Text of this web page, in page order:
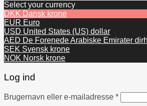
Select your currency
DKK Dansk krone
EUR Euro
USD United States (US) dollar
AED De Forenede Arabiske Emirater
SEK Svensk krone
NOK Norsk krone
Log ind
Brugernavn eller e-mailadresse *Påkrævet